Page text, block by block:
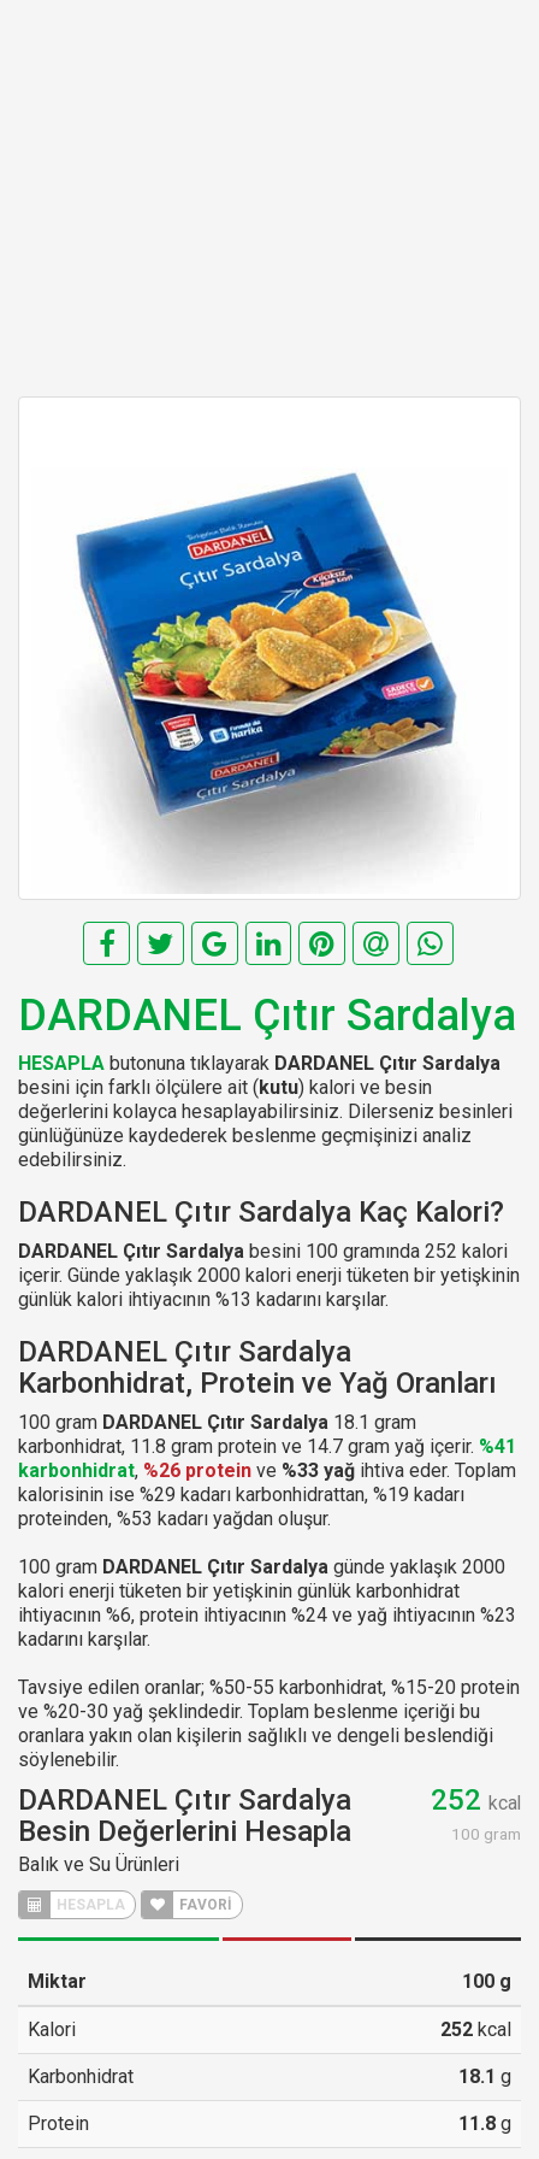
DARDANEL Çıtır Sardalya
HESAPLA butonuna tıklayarak DARDANEL Çıtır Sardalya
besini için farklı ölçülere ait (kutu) kalori ve besin
değerlerini kolayca hesaplayabilirsiniz. Dilerseniz besinleri
günlüğünüze kaydederek beslenme geçmişinizi analiz
edebilirsiniz.
DARDANEL Çıtır Sardalya Kaç Kalori?
DARDANEL Çıtır Sardalya besini 100 gramında 252 kalori
içerir. Günde yaklaşık 2000 kalori enerji tüketen bir yetişkinin
günlük kalori ihtiyacının %13 kadarını karşılar.
DARDANEL Çıtır Sardalya
Karbonhidrat, Protein ve Yağ Oranları
100 gram DARDANEL Çıtır Sardalya 18.1 gram
karbonhidrat, 11.8 gram protein ve 14.7 gram yağ içerir. %41
karbonhidrat, %26 protein ve %33 yağ ihtiva eder. Toplam
kalorisinin ise %29 kadarı karbonhidrattan, %19 kadarı
proteinden, %53 kadarı yağdan oluşur.
100 gram DARDANEL Çıtır Sardalya günde yaklaşık 2000
kalori enerji tüketen bir yetişkinin günlük karbonhidrat
ihtiyacının %6, protein ihtiyacının %24 ve yağ ihtiyacının %23
kadarını karşılar.
Tavsiye edilen oranlar; %50-55 karbonhidrat, %15-20 protein
ve %20-30 yağ şeklindedir. Toplam beslenme içeriği bu
oranlara yakın olan kişilerin sağlıklı ve dengeli beslendiği
söylenebilir.
DARDANEL Çıtır Sardalya
Besin Değerlerini Hesapla
Balık ve Su Ürünleri
HESAPLA FAVORİ
252 kcal
100 gram
Miktar 100 g
Kalori 252 kcal
Karbonhidrat 18.1 g
Protein 11.8 g